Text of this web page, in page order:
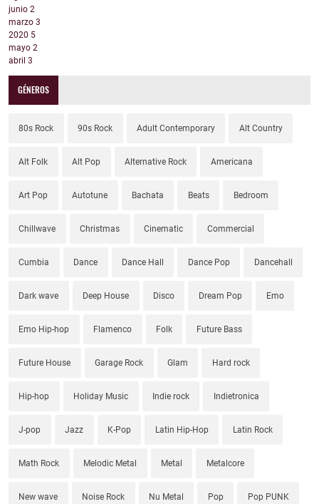
junio 2
marzo 3
2020 5
mayo 2
abril 3
GÉNEROS
80s Rock 90s Rock Adult Contemporary Alt Country
Alt Folk Alt Pop Alternative Rock Americana
Art Pop Autotune Bachata Beats Bedroom
Chillwave Christmas Cinematic Commercial
Cumbia Dance Dance Hall Dance Pop Dancehall
Dark wave Deep House Disco Dream Pop Emo
Emo Hip-hop Flamenco Folk Future Bass
Future House Garage Rock Glam Hard rock
Hip-hop Holiday Music Indie rock Indietronica
J-pop Jazz K-Pop Latin Hip-Hop Latin Rock
Math Rock Melodic Metal Metal Metalcore
New wave Noise Rock Nu Metal Pop Pop PUNK